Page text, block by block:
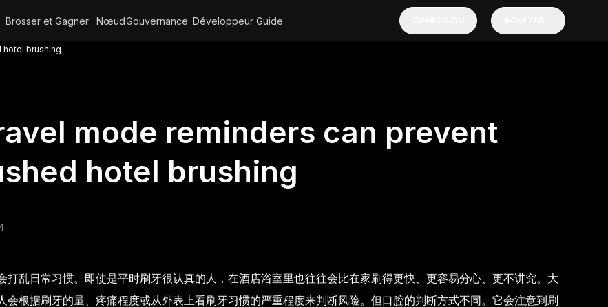
Brosser et Gagner NœudGouvernance Développeur Guide
hotel brushing
mode reminders can prevent
hotel brushing
打乱日常习惯。即使是平时刷牙很认真的人，在酒店浴室里也往往会比在家刷得更快、更容易分心、更不讲究。大
会根据刷牙的量、疼痛程度或从外表上看刷牙习惯的严重程度来判断风险。但口腔的判断方式不同。它会注意到刷